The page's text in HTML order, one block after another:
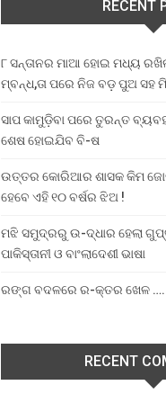
RECENT
୮ ସନ୍ତାନର ମାଆ ହୋଇ ମଧ୍ୟ
ମ୍ବନ୍ଧ,ତା ପରେ ନିଜ ବଡ଼ ପୁଅ ସହ
ସାପ କାମୁଡ଼ିବା ପରେ ତୁରନ୍ତ
ଶେଷ ହୋଇଯିବ ବି-ଷ
ଉତ୍ତର କୋରିଆର ଶାସକ କିମ
ହେବେ ଏହି ୧୦ ବର୍ଷର ଝିଅ !
ମଝି ସମୁଦ୍ରରୁ ଉ-ଦ୍ଧାର ହେଲା
ପାକିସ୍ତାନୀ ଓ ବାଂଲାଦେଶୀ ଭାଷା
ରଙ୍ଗ ବଦଳରେ ର-କ୍ତର ଖେଳ …..
RECENT